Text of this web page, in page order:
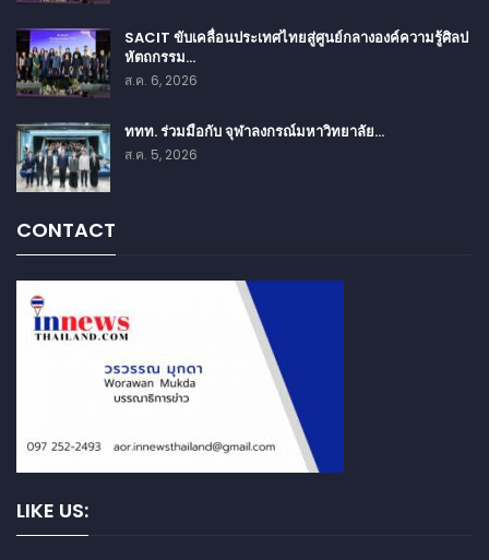
SACIT ขับเคลื่อนประเทศไทยสู่ศูนย์กลางองค์ความรู้ศิลป
หัตถกรรม…
ส.ค. 6, 2026
ททท. ร่วมมือกับ จุฬาลงกรณ์มหาวิทยาลัย…
ส.ค. 5, 2026
CONTACT
LIKE US: